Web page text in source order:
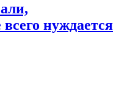
нуждается